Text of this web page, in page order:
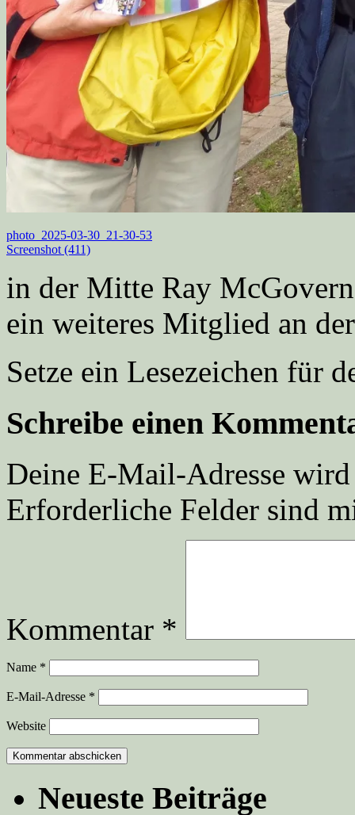
photo_2025-03-30_21-30-53
Screenshot (411)
in der Mitte Ray
ein weiteres Mitglied an
Setze ein Lesezeichen für
Schreibe einen
Deine E-Mail-Adresse
Erforderliche Felder sind
Kommentar *
Name *
E-Mail-Adresse *
Website
Neueste Beiträge